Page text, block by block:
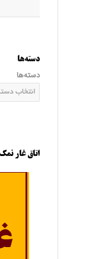
دسته‌ها
دسته‌ها
اتاق غار نمک